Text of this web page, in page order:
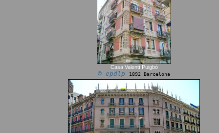
Casa Valentí Puigbó
© epdlp 1892 Barcelona